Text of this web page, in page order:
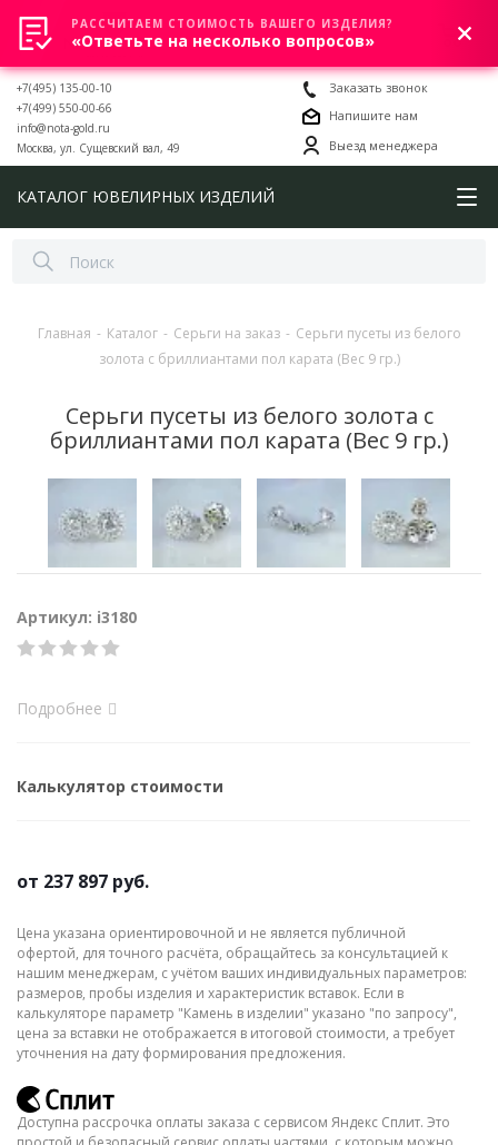
0
+7(495) 135-00-10
+7(499) 550-00-66
info@nota-gold.ru
Москва, ул. Сущевский вал, 49
Заказать звонок
Напишите нам
Выезд менеджера
КАТАЛОГ ЮВЕЛИРНЫХ ИЗДЕЛИЙ
Главная - Каталог - Серьги на заказ - Серьги пусеты из белого
золота с бриллиантами пол карата (Вес 9 гр.)
Серьги пусеты из белого золота с
бриллиантами пол карата (Вес 9 гр.)
Артикул: i3180
Подробнее
Калькулятор стоимости
от 237 897 руб.
Цена указана ориентировочной и не является публичной
офертой, для точного расчёта, обращайтесь за консультацией к
нашим менеджерам, с учётом ваших индивидуальных параметров:
размеров, пробы изделия и характеристик вставок. Если в
калькуляторе параметр "Камень в изделии" указано "по запросу",
цена за вставки не отображается в итоговой стоимости, а требует
уточнения на дату формирования предложения.
Доступна рассрочка оплаты заказа с сервисом Яндекс Сплит. Это
РАССЧИТАЕМ СТОИМОСТЬ ВАШЕГО ИЗДЕЛИЯ?
«Ответьте на несколько вопросов»